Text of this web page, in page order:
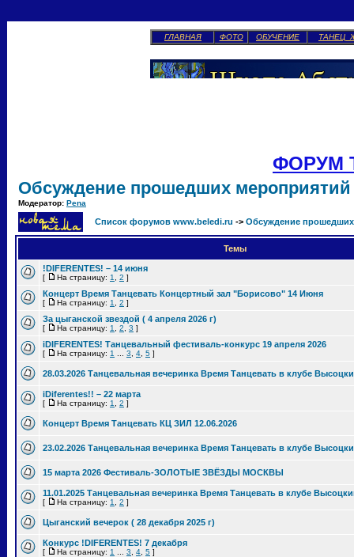
ГЛАВНАЯ ФОТО ОБУЧЕНИЕ ТАНЕЦ
ФОРУМ
Обсуждение прошедших мероприятий
Модератор: Pena
Список форумов www.beledi.ru -> Обсуждение
Темы
!DIFERENTES! – 14 июня
[ На страницу: 1 2 ]
Концерт Время Танцевать Концертный зал "Борисово" 14 Июня
[ На страницу: 1 2 ]
За цыганской звездой ( 4 апреля 2026 г)
[ На страницу: 1 2 3 ]
iDIFERENTES! Танцевальный фестиваль-конкурс 19 апреля 2026
[ На страницу: 1 3 4 5 ]
28.03.2026 Танцевальная вечеринка Время Танцевать в клубе
iDiferentes!! – 22 марта
[ На страницу: 1 2 ]
Концерт Время Танцевать КЦ ЗИЛ 12.06.2026
23.02.2026 Танцевальная вечеринка Время Танцевать в клубе
15 марта 2026 Фестиваль-ЗОЛОТЫЕ ЗВЁЗДЫ МОСКВЫ
11.01.2025 Танцевальная вечеринка Время Танцевать в клубе
[ На страницу: 1 2 ]
Цыганский вечерок ( 28 декабря 2025 г)
Конкурс !DIFERENTES! 7 декабря
[ На страницу: 1 3 4 5 ]